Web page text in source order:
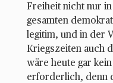
Freiheit nicht nur
gesamten
legitim, und in der
Kriegszeiten auch
wäre heute gar
erforderlich, denn